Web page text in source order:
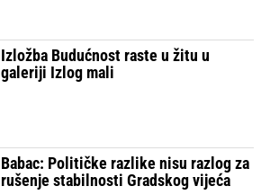
Izložba Budućnost raste u žitu u
galeriji Izlog mali
Babac: Političke razlike nisu razlog za
rušenje stabilnosti Gradskog vijeća